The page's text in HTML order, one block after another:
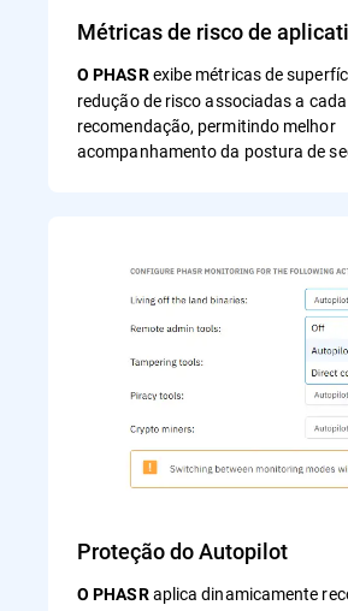
Métricas de risco de
O PHASRexibe métricas de
redução de risco associadas a cada
recomendação, permitindo melhor
acompanhamento da postura de
Proteção do Autopilot
O PHASRaplica dinamicamente